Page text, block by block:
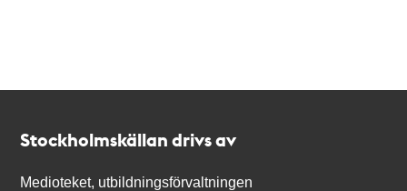
Stockholmskällan drivs av
Medioteket, utbildningsförvaltningen